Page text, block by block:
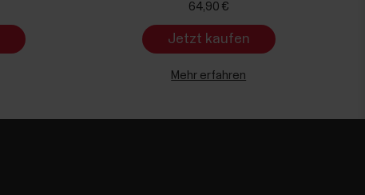
64,90 €
Jetzt kaufen
Mehr erfahren